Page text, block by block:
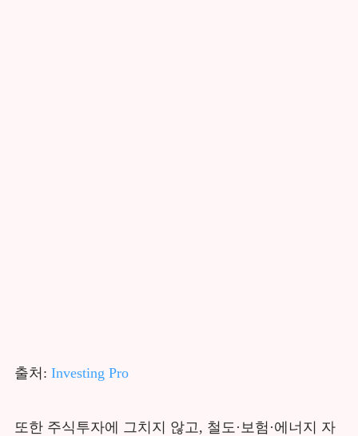
출처: Investing Pro
또한 주식투자에 그치지 않고, 철도·보험·에너지 자